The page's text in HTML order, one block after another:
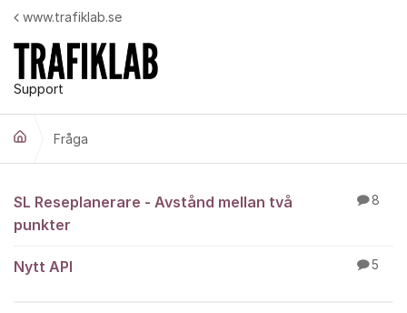
Hoppa till innehåll
Support
www.trafiklab.se
Fråga
Fråga
SL Reseplanerare - Avstånd mellan två
punkter
8
Nytt API 5